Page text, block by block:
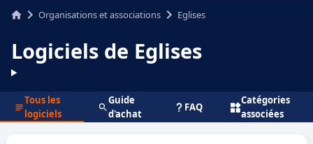
Organisations et associations Eglises
Logiciels de Eglises
Tous les
logiciels
Guide
d'achat
FAQ
Catégories
associées